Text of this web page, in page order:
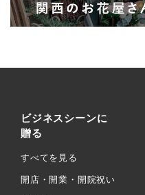
ビジネスシーンに
贈る
すべてを見る
開店・開業・開院祝い